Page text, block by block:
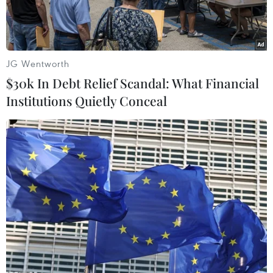
Binh sỹ Pháp tuần tra tại Diffa, Niger ngày 25/5/2015. (Ảnh:
AFP/TTXVN)
Theo phóng viên TTXVN tại châu Phi, ngày 21/2,
trong chuyến thăm thành phố Abidjan của Côte
d'Ivoire, đặc phái viên riêng của Tổng thống
JG Wentworth
$30k In Debt Relief Scandal: What Financial
Institutions Quietly Conceal